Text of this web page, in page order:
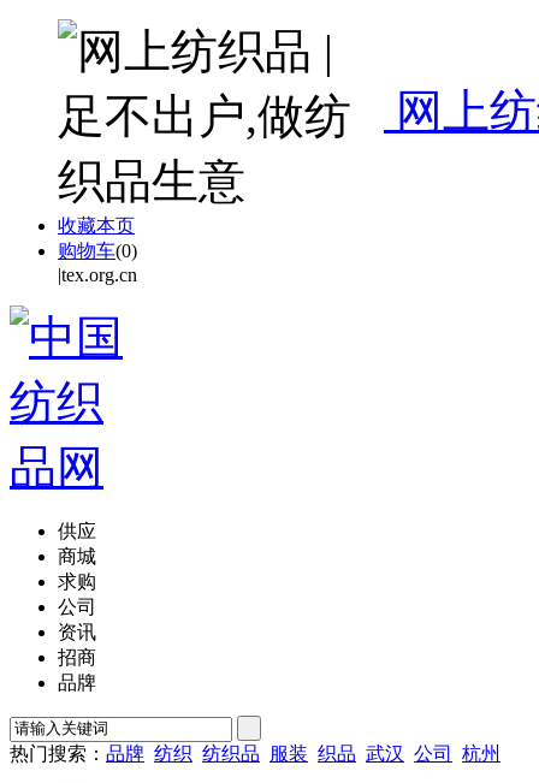
网上
收藏本页
购物车(0)
|tex.org.cn
供应
商城
求购
公司
资讯
招商
品牌
热门搜索： 品牌 纺织 纺织品 服装 织品 武汉 公司 杭州